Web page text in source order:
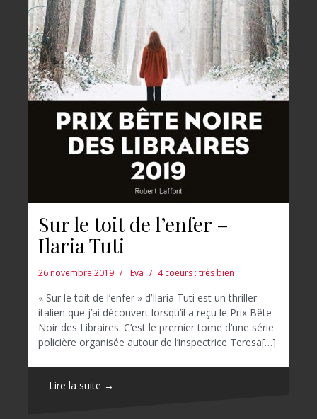
Sur le toit de l’enfer –
Ilaria Tuti
26 novembre 2019 Eva 4 coeurs : très bien
« Sur le toit de l’enfer » d’Ilaria Tuti est un thriller
italien que j’ai découvert lorsqu’il a reçu le Prix Bête
Noir des Libraires. C’est le premier tome d’une série
policière organisée autour de l’inspectrice Teresa[…]
Lire la suite →